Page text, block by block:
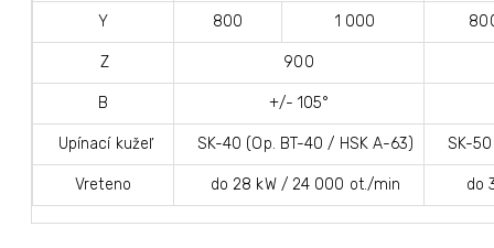
Y 800 1 000
Z 900
B +/- 105°
Upínací kužeľ SK-40 (Op. BT-40 / HSK A-63) SK-50
Vreteno do 28 kW / 24 000 ot./min do